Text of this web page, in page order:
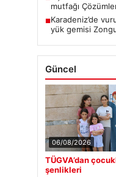
mutfağı
■Karadeniz’de
yük gemisi
Güncel
06/08/2026
TÜGVA’dan
şenlikleri